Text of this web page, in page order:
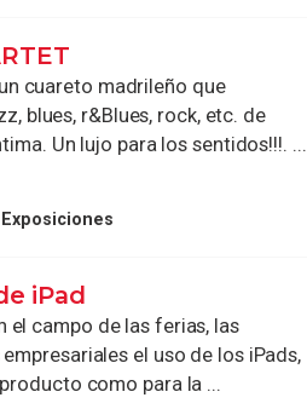
un cuareto madrileño que
blues, r&Blues, rock, etc. de
Un lujo para los sentidos!!!. ...
Exposiciones
iPad
el campo de las ferias, las
el uso de los iPads,
como para la ...